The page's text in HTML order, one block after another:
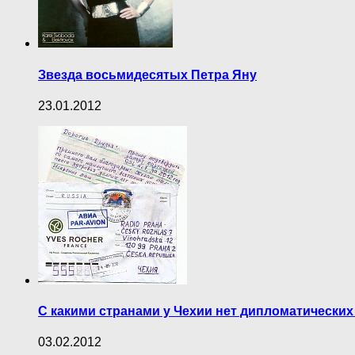
Звезда восьмидесятых Петра Яну
23.01.2012
С какими странами у Чехии нет
03.02.2012